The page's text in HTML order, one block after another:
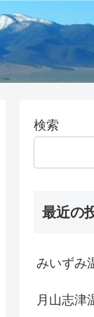
検索
最近の
みいず
月山志